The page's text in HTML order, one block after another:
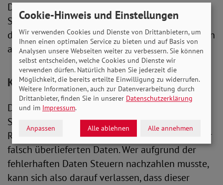
Daniela Karbe-Geßler vom Bund der
Steuerzahler. Darum berechnen Finanzämter
derzeit trotz der Gesetzesänderung noch Steuern
auf den Zuschlag.
Korrektur läuft bereits
Die gute Nachricht: Laut dem Bund der
Steuerzahler arbeitet die Deutsche
Rentenversicherung bereits an der Korrektur der
falsch überlieferten Daten. Wer aufgrund der
fehlerhaften Daten Steuern nachzahlen musste,
kann sich also darauf verlassen, dass dieser
Cookie-Hinweis und Einstellungen
Wir verwenden Cookies und Dienste von Drittanbietern, um
Ihnen einen optimalen Service zu bieten und auf Basis von
Analysen unsere Webseiten weiter zu verbessern. Sie können
selbst entscheiden, welche Cookies und Dienste wir
verwenden dürfen. Natürlich haben Sie jederzeit die
Möglichkeit, die bereits erteilte Einwilligung zu widerrufen.
Weitere Informationen, auch zur Datenverarbeitung durch
Drittanbieter, finden Sie in unserer Datenschutzerklärung
und im Impressum.
Anpassen Alle ablehnen Alle annehmen